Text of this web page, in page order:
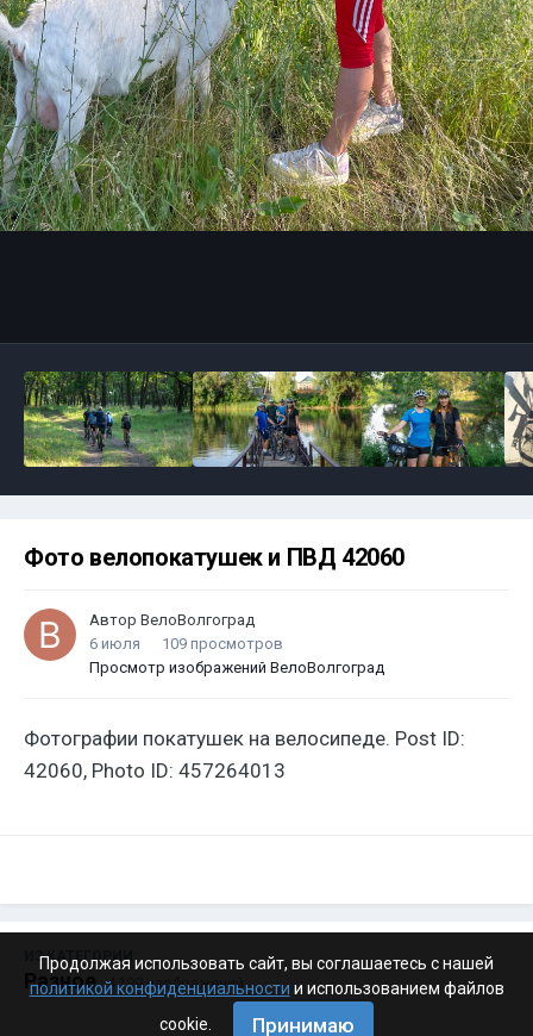
Фото велопокатушек и ПВД 42060
Автор ВелоВолгоград
6 июля
109 просмотров
Просмотр изображений ВелоВолгоград
Фотографии покатушек на велосипеде. Post ID:
42060, Photo ID: 457264013
ИЗ КАТЕГОРИИ:
Разное · 4 199 изображений
Продолжая использовать сайт, вы соглашаетесь с нашей
политикой конфиденциальности и использованием файлов
cookie.
Принимаю